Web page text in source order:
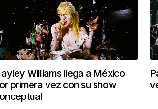
Williams llega a México
primera vez con su show